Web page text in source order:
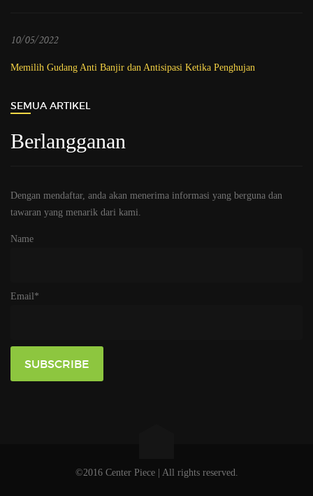
10/05/2022
Memilih Gudang Anti Banjir dan Antisipasi Ketika Penghujan
SEMUA ARTIKEL
Berlangganan
Dengan mendaftar, anda akan menerima informasi yang berguna dan
tawaran yang menarik dari kami.
Name
Email*
©2016 Center Piece | All rights reserved.